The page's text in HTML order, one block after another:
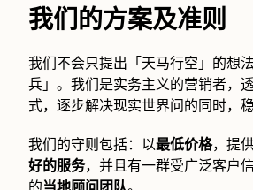
我们的方案及准则
我们不会只提出「天马行空」的想
兵」。我们是实务主义的营销者，
式，逐步解决现实世界问的同时，
我们的守则包括：以最低价格，提
好的服务，并且有一群受广泛客户